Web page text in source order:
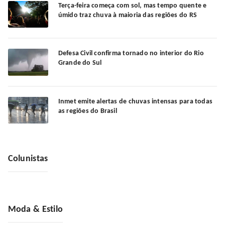
Terça-feira começa com sol, mas tempo quente e
úmido traz chuva à maioria das regiões do RS
Defesa Civil confirma tornado no interior do Rio
Grande do Sul
Inmet emite alertas de chuvas intensas para todas
as regiões do Brasil
Colunistas
Moda & Estilo